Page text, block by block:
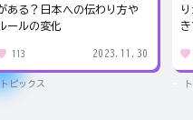
ある？日本への伝わり方や
ールの変化
113 2023.11.30
トピックス